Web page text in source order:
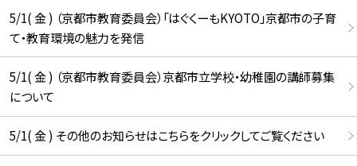
5/1( 金 ) （京都市教育委員会）「はぐくーもKYOTO」京都市の子育
て・教育環境の魅力を発信
5/1( 金 ) （京都市教育委員会）京都市立学校・幼稚園の講師募集
について
5/1( 金 ) その他のお知らせはこちらをクリックしてご覧ください